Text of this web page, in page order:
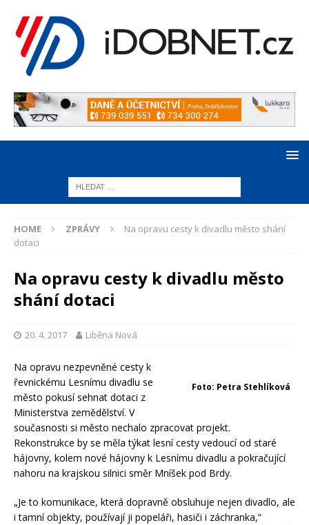
HOME ZPRÁVY
Na opravu cesty k divadlu město shání
dotaci
Na opravu cesty k divadlu město
shání dotaci
20. 4. 2017 Liběna Nová
Foto: Petra Stehlíková
Na opravu nezpevněné cesty k
řevnickému Lesnímu divadlu se
město pokusí sehnat dotaci z
Ministerstva zemědělství. V
současnosti si město nechalo zpracovat projekt.
Rekonstrukce by se měla týkat lesní cesty vedoucí od staré
hájovny, kolem nové hájovny k Lesnímu divadlu a pokračující
nahoru na krajskou silnici směr Mníšek pod Brdy.
„Je to komunikace, která dopravně obsluhuje nejen divadlo, ale
i tamní objekty, používají ji popeláři, hasiči i záchranka,“